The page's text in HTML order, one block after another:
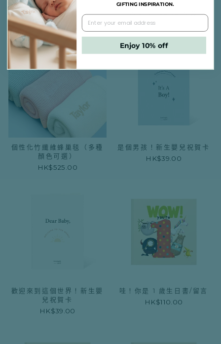
棉質汗布
HK$175.00
木炭 MINENE 枕套
HK$110.00
個性化竹纖維蜂巢毯（多種
顏色可選）
HK$525.00
是個男孩！新生嬰兒祝賀卡
HK$39.00
歡迎來到這個世界！新生嬰
兒祝賀卡
HK$39.00
哇！你是 1 歲生日書/留言
HK$110.00
GIFTING INSPIRATION.
Enjoy 10% off